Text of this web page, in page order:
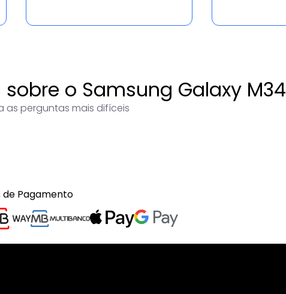
o Samsung Galaxy M34
as perguntas mais difíceis
de Pagamento